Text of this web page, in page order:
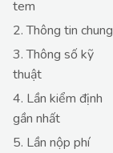
tem
2. Thông tin chung
3. Thông số kỹ
thuật
4. Lần kiểm định
gần nhất
5. Lần nộp phí